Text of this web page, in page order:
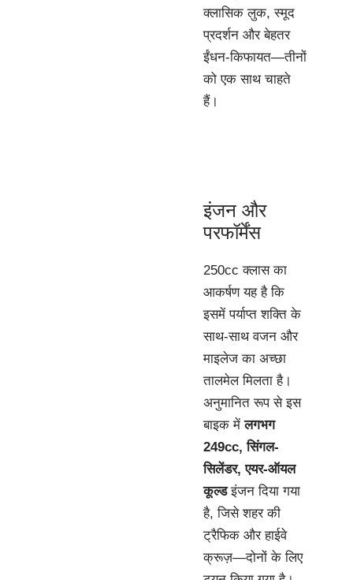
क्लासिक लुक, स्मूद
प्रदर्शन और बेहतर
ईंधन-किफायत—तीनों
को एक साथ चाहते
हैं।
इंजन और
परफॉर्मेंस
250cc क्लास का
आकर्षण यह है कि
इसमें पर्याप्त शक्ति के
साथ-साथ वजन और
माइलेज का अच्छा
तालमेल मिलता है।
अनुमानित रूप से इस
बाइक मेंलगभग
249cc, सिंगल-
सिलेंडर, एयर-ऑयल
कूल्डइंजन दिया गया
है, जिसे शहर की
ट्रैफिक और हाईवे
क्रूज़—दोनों के लिए